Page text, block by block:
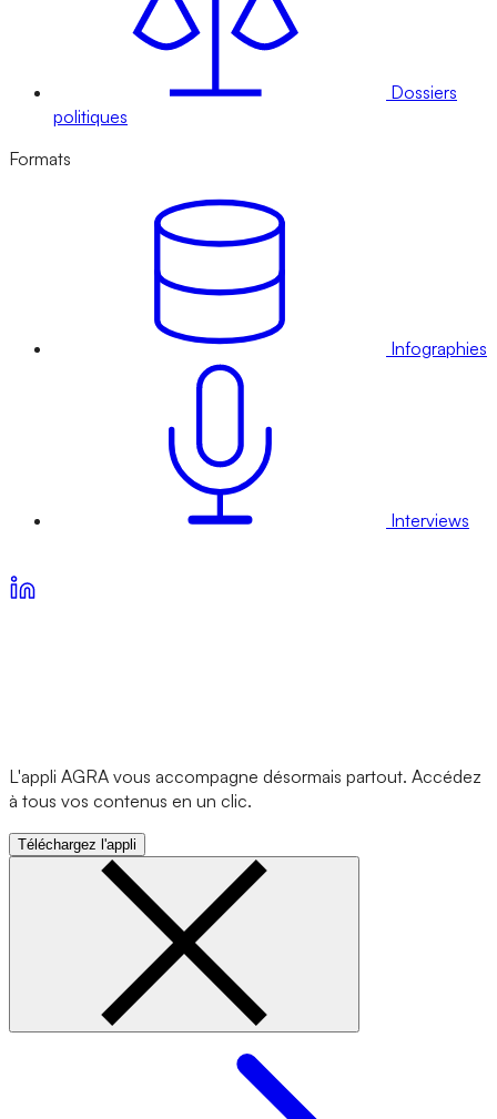
Dossiers
politiques
Formats
Infographies
Interviews
L'appli AGRA vous accompagne désormais partout. Accédez
à tous vos contenus en un clic.
Téléchargez l'appli